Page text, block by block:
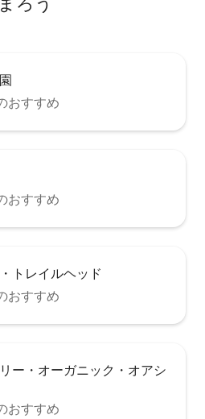
おすすめ
おすすめ
トレイルヘッド
おすすめ
ー・オーガニック・オアシ
おすすめ